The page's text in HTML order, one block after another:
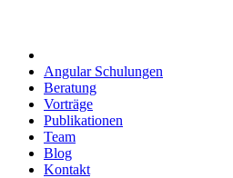
Angular Schulungen
Beratung
Vorträge
Publikationen
Team
Blog
Kontakt